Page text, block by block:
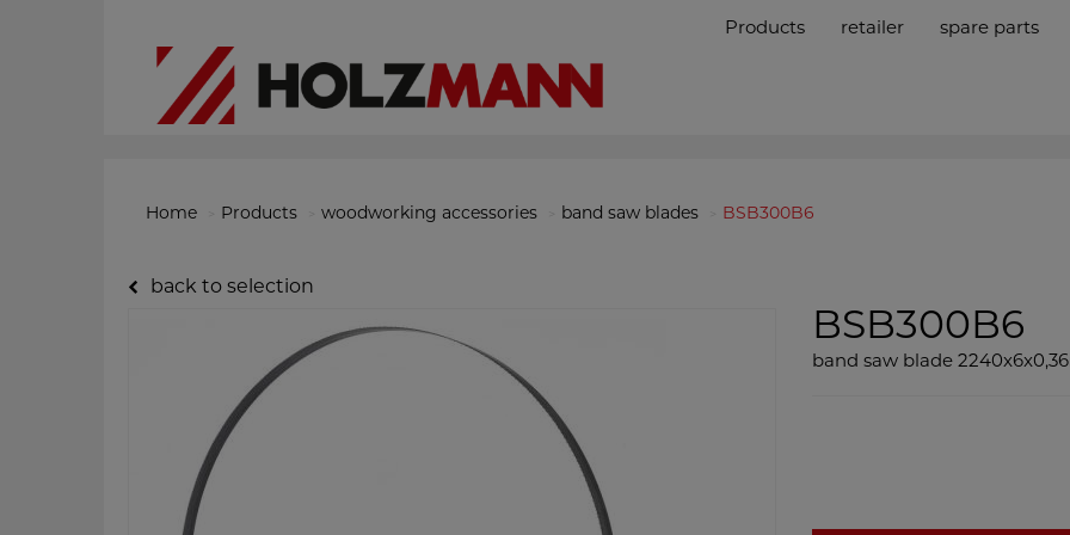
Products retailer spare parts
Home Products woodworking accessories band saw blades BSB300B6
back to selection
BSB300B6
band saw blade